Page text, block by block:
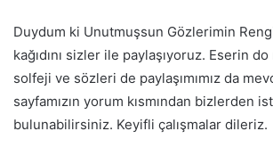
Duydum ki Unutmuşsun Gözlerimin
kağıdını sizler ile paylaşıyoruz. Eserin
solfeji ve sözleri de paylaşımımız da
sayfamızın yorum kısmından bizlerden
bulunabilirsiniz. Keyifli çalışmalar dileriz.